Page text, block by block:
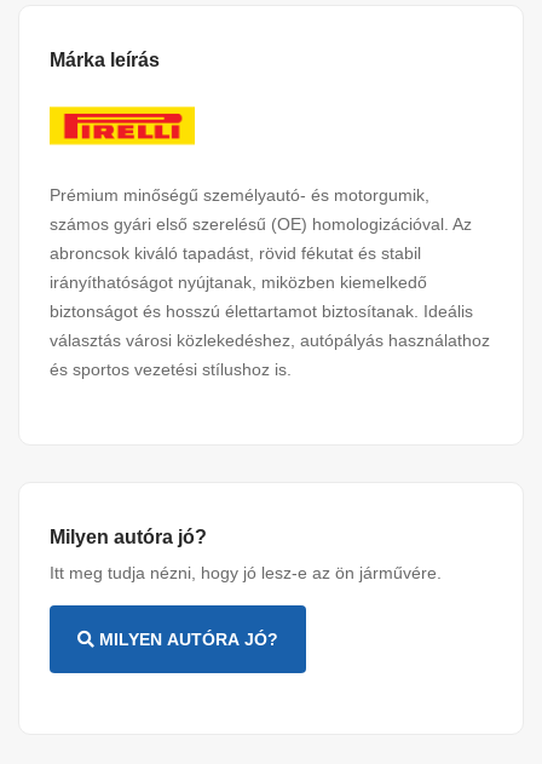
Márka leírás
Prémium minőségű személyautó- és motorgumik,
számos gyári első szerelésű (OE) homologizációval. Az
abroncsok kiváló tapadást, rövid fékutat és stabil
irányíthatóságot nyújtanak, miközben kiemelkedő
biztonságot és hosszú élettartamot biztosítanak. Ideális
választás városi közlekedéshez, autópályás használathoz
és sportos vezetési stílushoz is.
Milyen autóra jó?
Itt meg tudja nézni, hogy jó lesz-e az ön járművére.
MILYEN AUTÓRA JÓ?